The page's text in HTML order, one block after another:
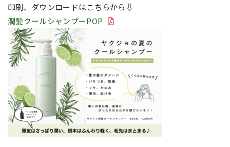
印刷、ダウンロードはこちらから⇩
潤髪クールシャンプーPOP